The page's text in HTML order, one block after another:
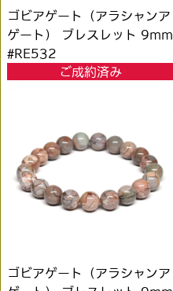
ゴビアゲート（アラシャンア
ゲート） ブレスレット 9mm
#RE532
ご成約済み
ゴビアゲート（アラシャンア